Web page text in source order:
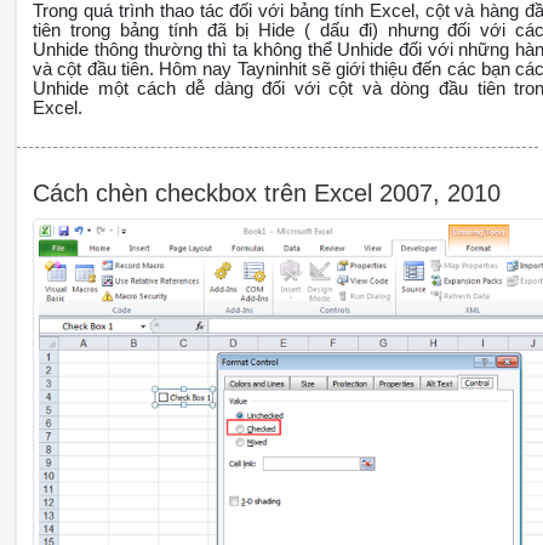
Trong quá trình thao tác đối với bảng tính Excel, cột và hàng
tiên trong bảng tính đã bị Hide ( dấu đi) nhưng đối với
Unhide thông thường thì ta không thể Unhide đối với những
và cột đầu tiên. Hôm nay Tayninhit sẽ giới thiệu đến các bạn
Unhide một cách dễ dàng đối với cột và dòng đầu tiên
Excel.
Cách chèn checkbox trên Excel 2007, 2010